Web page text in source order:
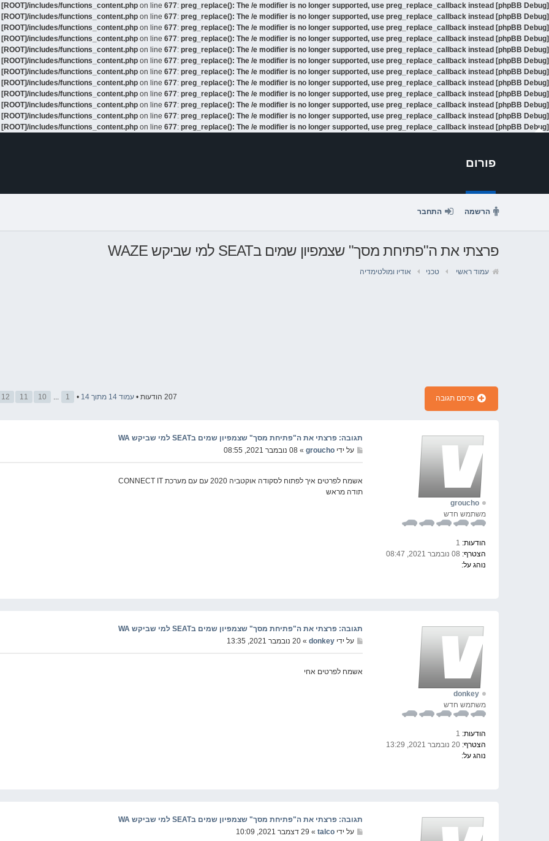
[phpBB Debug] PHP Warning
[ROOT]/includes/functions_content.php on line 677: preg_replace(): The /e modifier is no longer supported, use preg_replace_callback instead
[phpBB Debug] PHP Warning
[ROOT]/includes/functions_content.php on line 677: preg_replace(): The /e modifier is no longer supported, use preg_replace_callback instead
[phpBB Debug] PHP Warning
[ROOT]/includes/functions_content.php on line 677: preg_replace(): The /e modifier is no longer supported, use preg_replace_callback instead
[phpBB Debug] PHP Warning
[ROOT]/includes/functions_content.php on line 677: preg_replace(): The /e modifier is no longer supported, use preg_replace_callback instead
[phpBB Debug] PHP Warning
[ROOT]/includes/functions_content.php on line 677: preg_replace(): The /e modifier is no longer supported, use preg_replace_callback instead
[phpBB Debug] PHP Warning
[ROOT]/includes/functions_content.php on line 677: preg_replace(): The /e modifier is no longer supported, use preg_replace_callback instead
[phpBB Debug] PHP Warning
[ROOT]/includes/functions_content.php on line 677: preg_replace(): The /e modifier is no longer supported, use preg_replace_callback instead
[phpBB Debug] PHP Warning
[ROOT]/includes/functions_content.php on line 677: preg_replace(): The /e modifier is no longer supported, use preg_replace_callback instead
[phpBB Debug] PHP Warning
[ROOT]/includes/functions_content.php on line 677: preg_replace(): The /e modifier is no longer supported, use preg_replace_callback instead
[phpBB Debug] PHP Warning
[ROOT]/includes/functions_content.php on line 677: preg_replace(): The /e modifier is no longer supported, use preg_replace_callback instead
[phpBB Debug] PHP Warning
[ROOT]/includes/functions_content.php on line 677: preg_replace(): The /e modifier is no longer supported, use preg_replace_callback instead
[phpBB Debug] PHP Warning
[ROOT]/includes/functions_content.php on line 677: preg_replace(): The /e modifier is no longer supported, use preg_replace_callback instead
פורום
הרשמה התחבר
פרצתי את ה"פתיחת מסך" שצמפיון שמים בSEAT למי שביקש WAZE
עמוד ראשי טכני אודיו ומולטימדיה
פרסם תגובה 207 הודעות • עמוד 14 מתוך 14
•
1
...
10
11
12
תגובה: פרצתי את ה"פתיחת מסך" שצמפיון שמים בSEAT למי שביקש WA
על ידי groucho» 08 נובמבר 2021, 08:55
אשמח לפרטים איך לפתוח לסקודה אוקטביה 2020 עם עם מערכת CONNECT IT
תודה מראש
groucho
משתמש חדש
הודעות:
הצטרף:
נוהג על:
תגובה: פרצתי את ה"פתיחת מסך" שצמפיון שמים בSEAT למי שביקש WA
על ידי donkey» 20 נובמבר 2021, 13:35
אשמח לפרטים אחי
donkey
משתמש חדש
הודעות:
הצטרף:
נוהג על:
תגובה: פרצתי את ה"פתיחת מסך" שצמפיון שמים בSEAT למי שביקש WA
על ידי talco» 29 דצמבר 2021, 10:09